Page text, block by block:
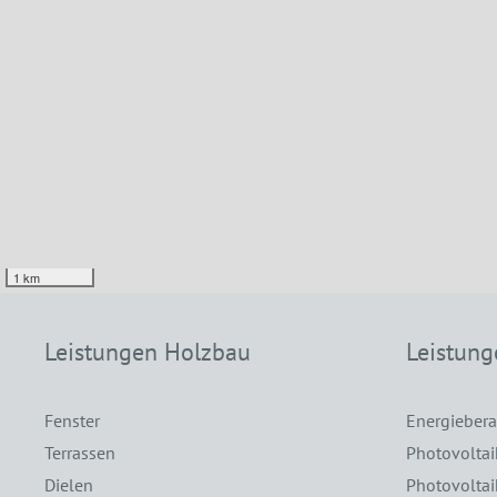
1 km
Leistungen Holzbau
Fenster
Terrassen
Dielen